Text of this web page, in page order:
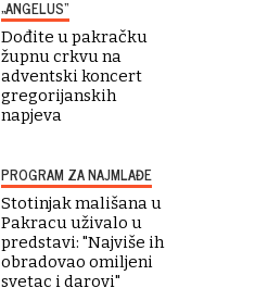
„ANGELUS“
Dođite u pakračku
župnu crkvu na
adventski koncert
gregorijanskih
napjeva
PROGRAM ZA NAJMLAĐE
Stotinjak mališana u
Pakracu uživalo u
predstavi: "Najviše ih
obradovao omiljeni
svetac i darovi"